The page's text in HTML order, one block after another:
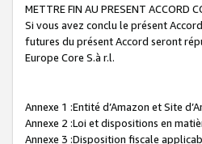
METTRE FIN AU PRESENT ACCORD
Si vous avez conclu le présent
futures du présent Accord seront
Europe Core S.à r.l.
Annexe 1 :Entité d’Amazon et Site
Annexe 2 :Loi et dispositions en
Annexe 3 :Disposition fiscale